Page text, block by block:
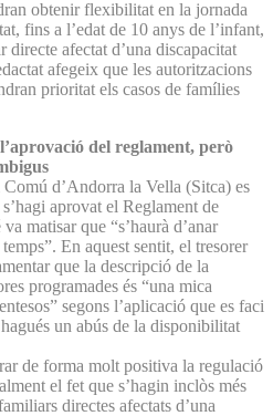
obtenir flexibilitat en la jornada
fins a l’edat de 10 anys de l’infant,
afectat d’una discapacitat
afegeix que les autoritzacions
prioritat els casos de famílies
del reglament, però
d’Andorra la Vella (Sitca) es
aprovat el Reglament de
matisar que “s’haurà d’anar
En aquest sentit, el tresorer
que la descripció de la
programades és “una mica
segons l’aplicació que es faci
un abús de la disponibilitat
de forma molt positiva la regulació
el fet que s’hagin inclòs més
directes afectats d’una